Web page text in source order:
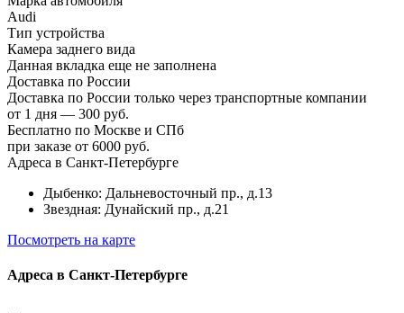
Audi
Тип устройства
Камера заднего вида
Данная вкладка еще не заполнена
Доставка по России
Доставка по России только через транспортные компании
от 1 дня — 300 руб.
Бесплатно по Москве и СПб
при заказе от 6000 руб.
Адреса в Санкт-Петербурге
Дыбенко: Дальневосточный пр., д.13
Звездная: Дунайский пр., д.21
Посмотреть на карте
Адреса в Санкт-Петербурге